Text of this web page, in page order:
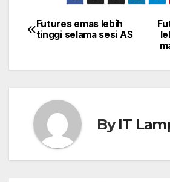
Post
Futures emas lebih
tinggi selama sesi AS
ByIT